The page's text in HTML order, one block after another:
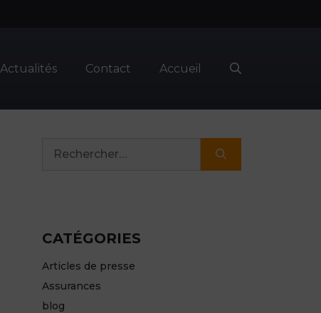
Actualités Contact Accueil
CATÉGORIES
Articles de presse
Assurances
blog